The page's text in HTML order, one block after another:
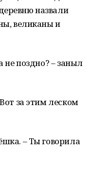
назвали
великаны и
не поздно? – заныл
за этим леском
– Ты говорила